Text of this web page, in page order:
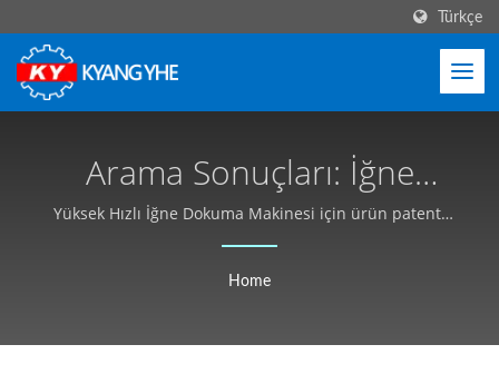
Türkçe
Arama Sonuçları: İğne
Tezgahı | Yüksek Hızlı
Otomatik İğne Dokuma
Yhe (KY)
Yüksek Hızlı İğne Dokuma Makinesi için ürün patenti
ve geliştirme teknik becerileri, makine modeli
talebine göre özelleştirilmiştir.
Home